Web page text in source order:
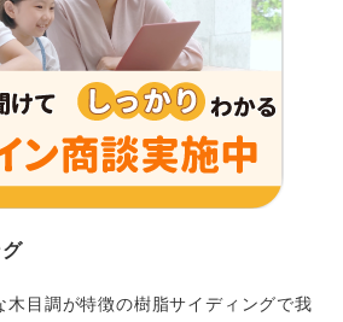
木目調が特徴の樹脂サイディングで我